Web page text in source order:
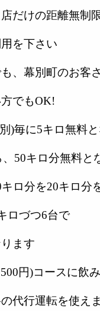
だけの距離無制
を下さい
、幕別町のお客
でもOK!
)毎に5キロ無料
50キロ分無料と
ロ分を20キロ分
ロづつ6台で
ます
円)コースに飲
代行運転を使え